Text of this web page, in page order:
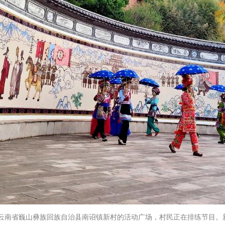
南省巍山彝族回族自治县南诏镇新村的活动广场，村民正在排练节目。